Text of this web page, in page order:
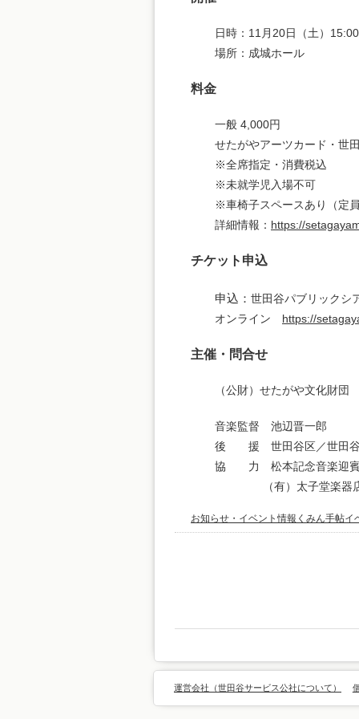
日時：11月20日（土）
場所：成城ホール
料金
一般 4,000円
せたがやアーツカード・世
※全席指定・消費税込
※未就学児入場不可
※車椅子スペースあり（定
詳細情報： https://
チケット申込
申込： 世田谷パブリック
オンライン https://
主催・問合せ
（公財）せたがや文化財
音楽監督 池辺晋一郎
後 援 世田谷区／世田谷
協 力 松本記念音楽迎賓
（有）太子堂楽器
お知らせ・イベント情報 くみん手帖イ
運営会社（世田谷サービス公社について）